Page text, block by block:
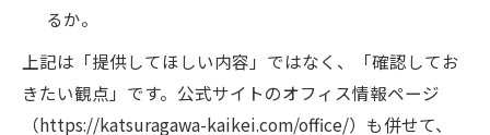
るか。
上記は「提供してほしい内容」ではなく、「確認してお
きたい観点」です。公式サイトのオフィス情報ページ
（https://katsuragawa-kaikei.com/office/）も併せて、